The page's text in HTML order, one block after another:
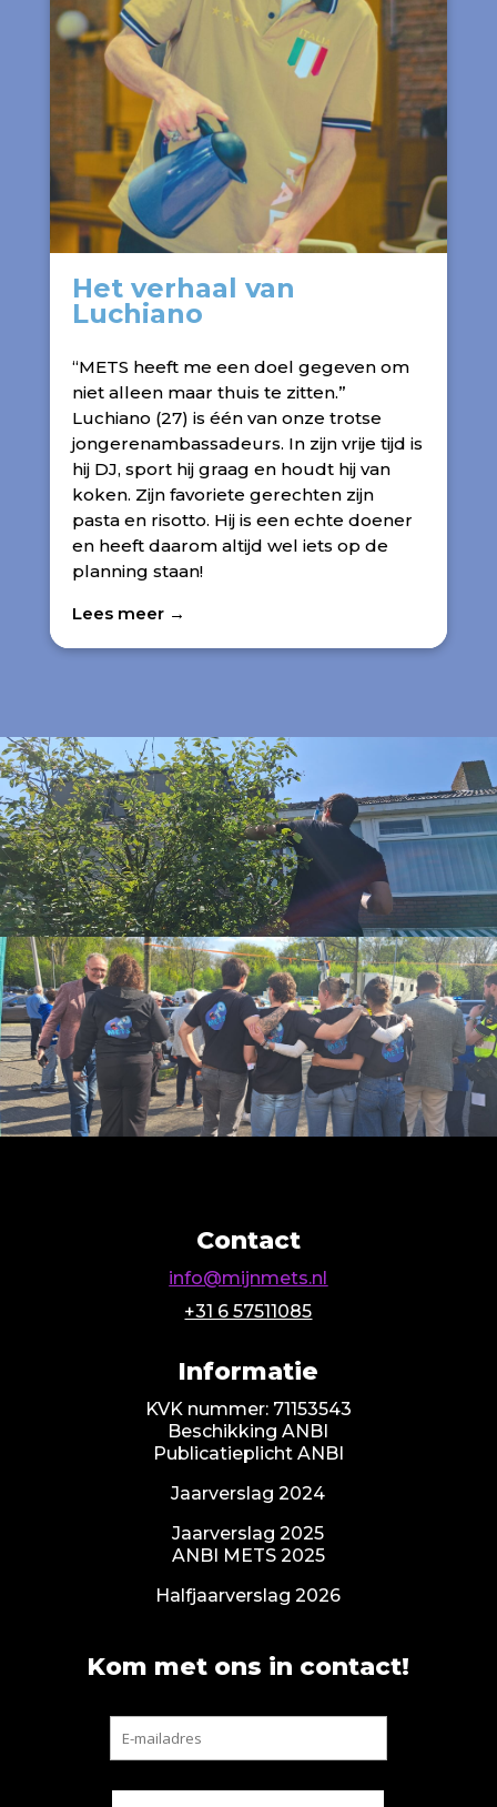
Het verhaal van
Luchiano
“METS heeft me een doel gegeven om
niet alleen maar thuis te zitten.”
Luchiano (27) is één van onze trotse
jongerenambassadeurs. In zijn vrije tijd is
hij DJ, sport hij graag en houdt hij van
koken. Zijn favoriete gerechten zijn
pasta en risotto. Hij is een echte doener
en heeft daarom altijd wel iets op de
planning staan!
Lees meer →
Contact
info@mijnmets.nl
+31 6 57511085
Informatie
KVK nummer: 71153543
Beschikking ANBI
Publicatieplicht ANBI
Jaarverslag 2024
Jaarverslag 2025
ANBI METS 2025
Halfjaarverslag 2026
Kom met ons in contact!